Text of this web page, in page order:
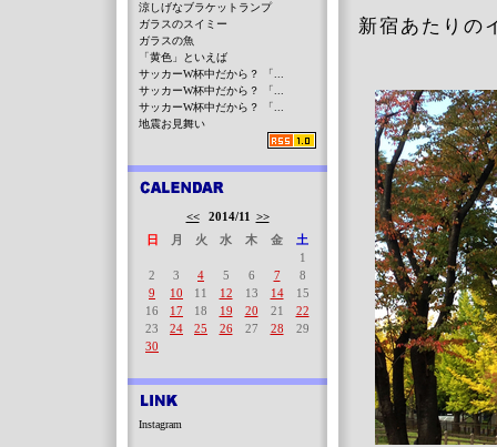
新宿あたりの
涼しげなブラケットランプ
ガラスのスイミー
ガラスの魚
「黄色」といえば
サッカーW杯中だから？ 「...
サッカーW杯中だから？ 「...
サッカーW杯中だから？ 「...
地震お見舞い
<< 2014/11 >>
日
月 火 水 木 金
土
1
2
3 4 5 6 7
8
9
10 11 12 13 14
15
16
17 18 19 20 21
22
23
24 25 26 27 28
29
30
Instagram